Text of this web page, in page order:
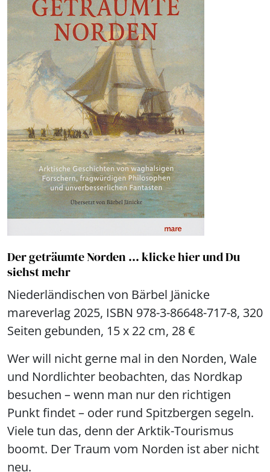
Der geträumte Norden ... klicke hier und Du
siehst mehr
Niederländischen von Bärbel Jänicke
mareverlag 2025, ISBN 978-3-86648-717-8, 320
Seiten gebunden, 15 x 22 cm, 28 €
Wer will nicht gerne mal in den Norden, Wale
und Nordlichter beobachten, das Nordkap
besuchen – wenn man nur den richtigen
Punkt findet – oder rund Spitzbergen segeln.
Viele tun das, denn der Arktik-Tourismus
boomt. Der Traum vom Norden ist aber nicht
neu.